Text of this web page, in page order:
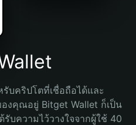
บคริปโตที่เชื่อถือได้และ
องคุณอยู่ Bitget Wallet ก็เป็น
บความไว้วางใจจากผู้ใช้ 40